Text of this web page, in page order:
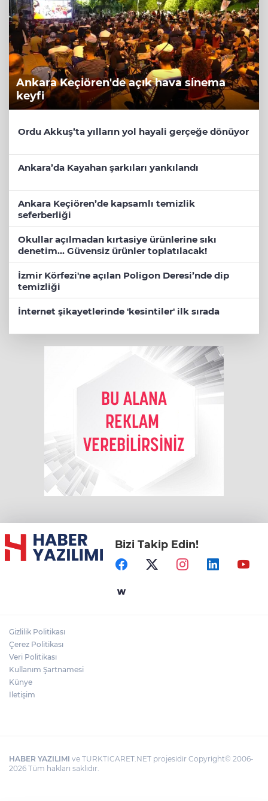
Ankara Keçiören'de açık hava sinema
keyfi
Ordu Akkuş’ta yılların yol hayali gerçeğe dönüyor
Ankara’da Kayahan şarkıları yankılandı
Ankara Keçiören’de kapsamlı temizlik
seferberliği
Okullar açılmadan kırtasiye ürünlerine sıkı
denetim... Güvensiz ürünler toplatılacak!
İzmir Körfezi'ne açılan Poligon Deresi’nde dip
temizliği
İnternet şikayetlerinde 'kesintiler' ilk sırada
Bizi Takip Edin!
Gizlilik Politikası
Çerez Politikası
Veri Politikası
Kullanım Şartnamesi
Künye
İletişim
HABER YAZILIMI ve TURKTICARET.NET projesidir Copyright© 2006-
2026 Tüm hakları saklıdır.